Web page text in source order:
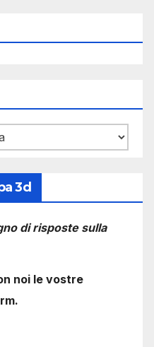
3d
di risposte sulla
noi le vostre